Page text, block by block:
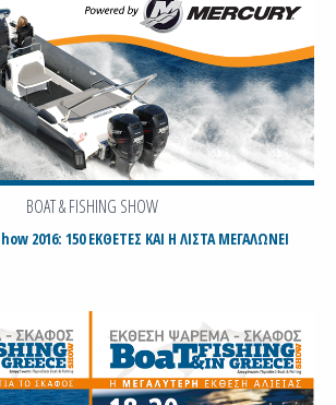
BOAT & FISHING SHOW
2016: 150 ΕΚΘΕΤΕΣ ΚΑΙ Η ΛΙΣΤΑ ΜΕΓΑΛΩΝΕΙ